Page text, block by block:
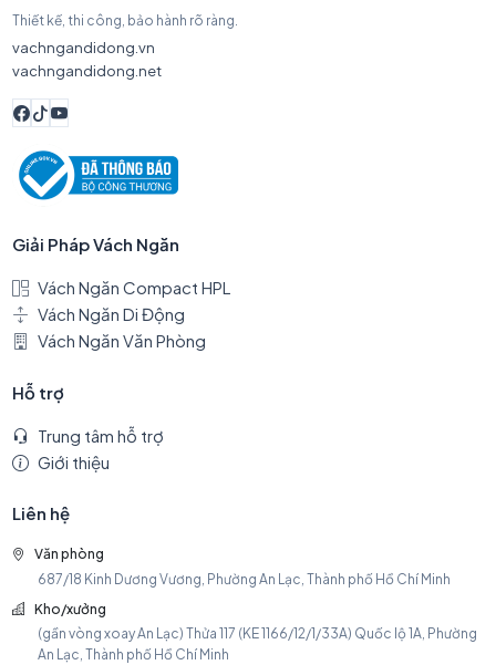
Thiết kế, thi công, bảo hành rõ ràng.
vachngandidong.vn
vachngandidong.net
Giải Pháp Vách Ngăn
Vách Ngăn Compact HPL
Vách Ngăn Di Động
Vách Ngăn Văn Phòng
Hỗ trợ
Trung tâm hỗ trợ
Giới thiệu
Liên hệ
Văn phòng
687/18 Kinh Dương Vương, Phường An Lạc, Thành phố Hồ Chí Minh
Kho/xưởng
(gần vòng xoay An Lạc) Thửa 117 (KE 1166/12/1/33A) Quốc lộ 1A, Phường
An Lạc, Thành phố Hồ Chí Minh